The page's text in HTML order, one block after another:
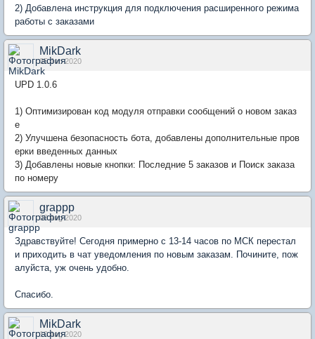
2) Добавлена инструкция для подключения расширенного режима
работы с заказами
MikDark
05 Jun 2020
UPD 1.0.6
1) Оптимизирован код модуля отправки сообщений о новом заказ
е
2) Улучшена безопасность бота, добавлены дополнительные пров
ерки введенных данных
3) Добавлены новые кнопки: Последние 5 заказов и Поиск заказа
по номеру
grappp
08 Aug 2020
Здравствуйте! Сегодня примерно с 13-14 часов по МСК перестал
и приходить в чат уведомления по новым заказам. Почините, пож
алуйста, уж очень удобно.
Спасибо.
MikDark
10 Aug 2020